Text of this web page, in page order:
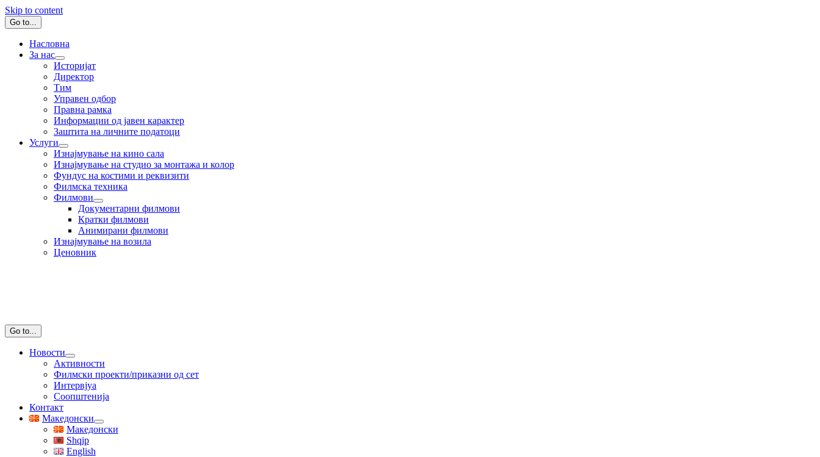
Skip to content
Go to...
Насловна
За нас
Историјат
Директор
Тим
Управен одбор
Правна рамка
Информации од јавен карактер
Заштита на личните податоци
Услуги
Изнајмување на кино сала
Изнајмување на студио за монтажа и колор
Фундус на костими и реквизити
Филмска техника
Филмови
Документарни филмови
Кратки филмови
Анимирани филмови
Изнајмување на возила
Ценовник
Go to...
Новости
Активности
Филмски проекти/приказни од сет
Интервјуа
Соопштенија
Контакт
Македонски
Македонски
Shqip
English